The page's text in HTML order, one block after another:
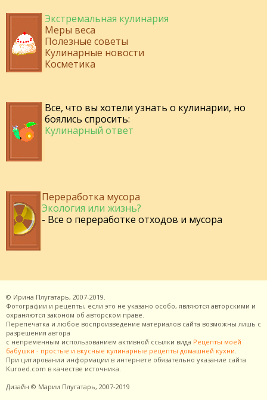
Экстремальная кулинария
Меры веса
Полезные советы
Кулинарные новости
Косметика
Все, что вы хотели узнать о кулинарии, но
боялись спросить:
Кулинарный ответ
Переработка мусора
Экология или жизнь?
- Все о переработке отходов и мусора
© Ирина Плугатарь, 2007-2019.
Фотографии и рецепты, если это не указано особо, являются авторскими и
охраняются законом об авторском праве.
Перепечатка и любое воспроизведение материалов сайта возможны лишь с
разрешения автора
с непременным использованием активной ссылки вида Рецепты моей
бабушки - простые и вкусные кулинарные рецепты домашней кухни
При цитировании информации в интернете обязательно указание сайта
Kuroed.com в качестве источника.
Дизайн © Марии Плугатарь, 2007-2019